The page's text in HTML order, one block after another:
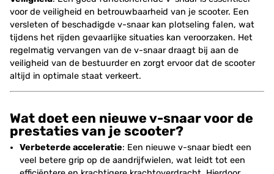
voor de veiligheid en betrouwbaarheid van je scooter. Een
versleten of beschadigde v-snaar kan plotseling falen, wat
tijdens het rijden gevaarlijke situaties kan veroorzaken. Het
regelmatig vervangen van de v-snaar draagt bij aan de
veiligheid van de bestuurder en zorgt ervoor dat de scooter
altijd in optimale staat verkeert.
Wat doet een nieuwe v-snaar voor de
prestaties van je scooter?
Verbeterde acceleratie: Een nieuwe v-snaar biedt een
veel betere grip op de aandrijfwielen, wat leidt tot een